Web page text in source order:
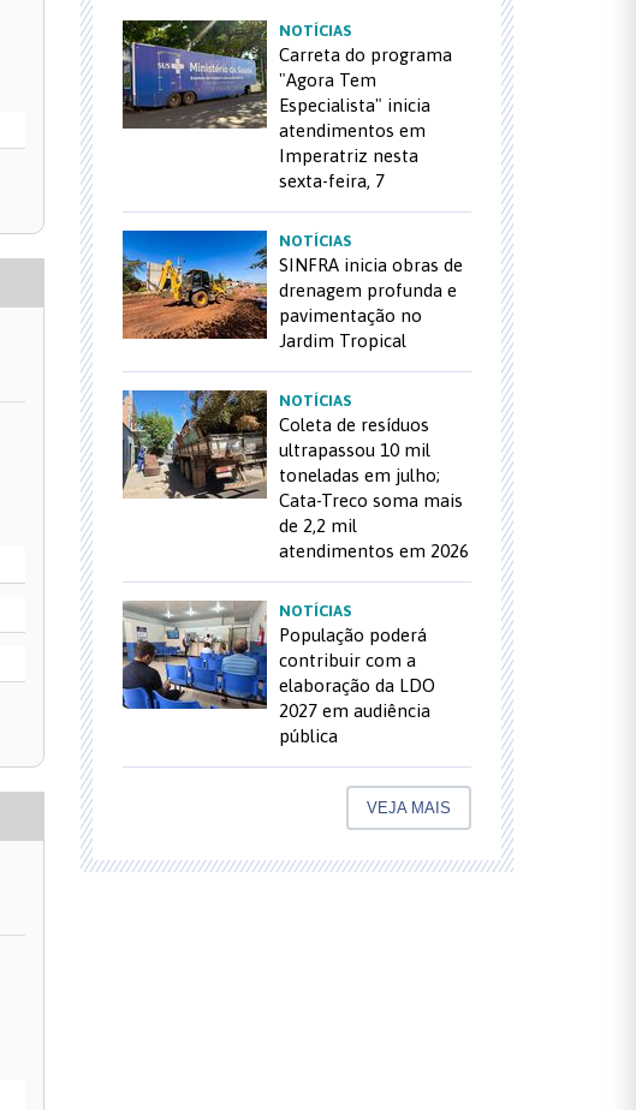
NOTÍCIAS
Carreta do programa
"Agora Tem
Especialista" inicia
atendimentos em
Imperatriz nesta
sexta-feira, 7
NOTÍCIAS
SINFRA inicia obras de
drenagem profunda e
pavimentação no
Jardim Tropical
NOTÍCIAS
Coleta de resíduos
ultrapassou 10 mil
toneladas em julho;
Cata-Treco soma mais
de 2,2 mil
atendimentos em 2026
NOTÍCIAS
População poderá
contribuir com a
elaboração da LDO
2027 em audiência
pública
VEJA MAIS